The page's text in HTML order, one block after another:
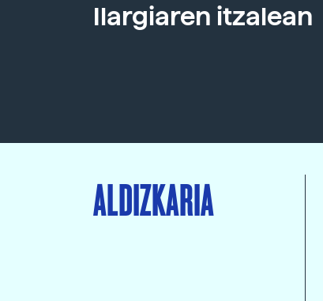
Ilargiaren itzalean
ALDIZKARIA